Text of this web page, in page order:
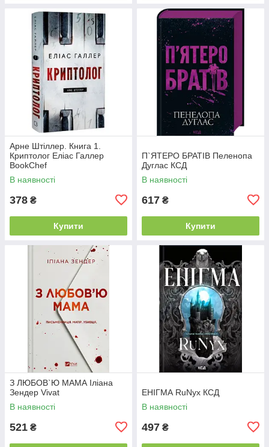
Арне Штіллер. Книга 1.
Криптолог Еліас Галлер
BookChef
В наявності
378 ₴
Купити
П`ЯТЕРО БРАТІВ Пеленопа
Дуглас КСД
В наявності
617 ₴
Купити
З ЛЮБОВ`Ю МАМА Іліана
Зендер Vivat
В наявності
521 ₴
ЕНІГМА RuNyx КСД
В наявності
497 ₴